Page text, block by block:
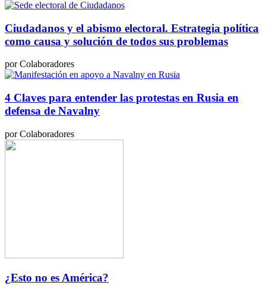
Ciudadanos y el abismo electoral. Estrategia política
como causa y solución de todos sus problemas
por Colaboradores
4 Claves para entender las protestas en Rusia en
defensa de Navalny
por Colaboradores
¿Esto no es América?